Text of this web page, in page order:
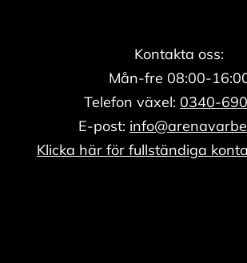
Kontakta oss:
Mån-fre 08:00-
Telefon växel: 0340-
E-post:
Klicka här för fullständiga